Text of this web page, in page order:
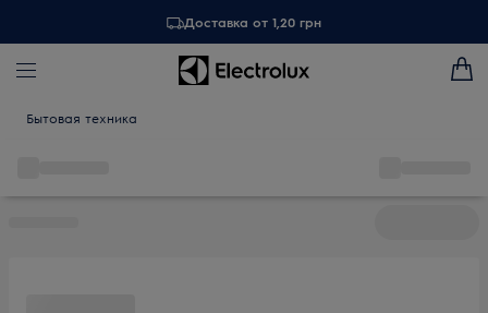
Доставка от 1,20 грн
Бытовая техника